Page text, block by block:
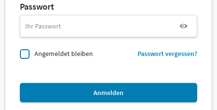
Passwort
Angemeldet bleiben Passwort vergessen?
Anmelden